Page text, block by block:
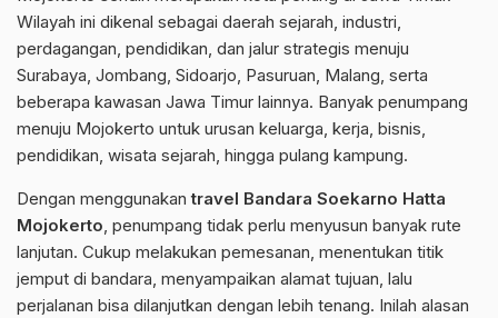
Wilayah ini dikenal sebagai daerah sejarah, industri,
perdagangan, pendidikan, dan jalur strategis menuju
Surabaya, Jombang, Sidoarjo, Pasuruan, Malang, serta
beberapa kawasan Jawa Timur lainnya. Banyak penumpang
menuju Mojokerto untuk urusan keluarga, kerja, bisnis,
pendidikan, wisata sejarah, hingga pulang kampung.
Dengan menggunakantravel Bandara Soekarno Hatta
Mojokerto, penumpang tidak perlu menyusun banyak rute
lanjutan. Cukup melakukan pemesanan, menentukan titik
jemput di bandara, menyampaikan alamat tujuan, lalu
perjalanan bisa dilanjutkan dengan lebih tenang. Inilah alasan